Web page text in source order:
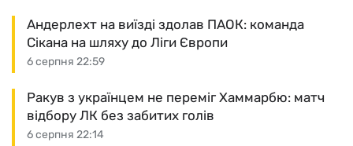
6 серпня 22:59
Андерлехт на виїзді здолав ПАОК: команда
Сікана на шляху до Ліги Європи
6 серпня 22:14
Ракув з українцем не переміг Хаммарбю: матч
відбору ЛК без забитих голів